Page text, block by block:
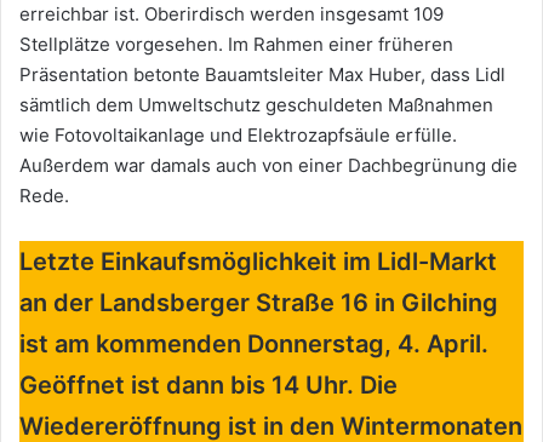
erreichbar ist. Oberirdisch werden insgesamt 109
Stellplätze vorgesehen. Im Rahmen einer früheren
Präsentation betonte Bauamtsleiter Max Huber, dass Lidl
sämtlich dem Umweltschutz geschuldeten Maßnahmen
wie Fotovoltaikanlage und Elektrozapfsäule erfülle.
Außerdem war damals auch von einer Dachbegrünung die
Rede.
Letzte Einkaufsmöglichkeit im Lidl-Markt
an der Landsberger Straße 16 in Gilching
ist am kommenden Donnerstag, 4. April.
Geöffnet ist dann bis 14 Uhr. Die
Wiedereröffnung ist in den Wintermonaten